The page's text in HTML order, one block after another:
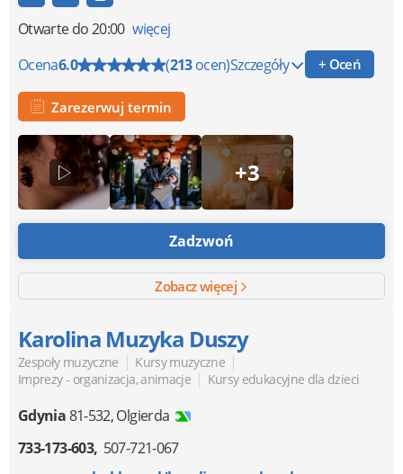
Otwartedo 20:00 więcej
Ocena6.0 (213ocen)Szczegóły + Oceń
Zarezerwuj termin
+3
Zadzwoń
Zobacz więcej
Karolina Muzyka Duszy
Zespoły muzyczne | Kursy muzyczne |
Imprezy - organizacja, animacje | Kursy edukacyjne dla dzieci
Gdynia81-532,Olgierda
733-173-603 507-721-067